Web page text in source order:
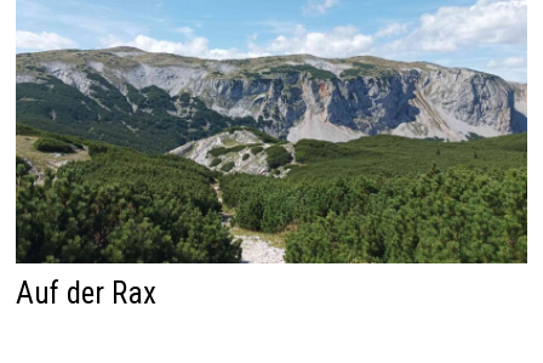
Auf der Rax